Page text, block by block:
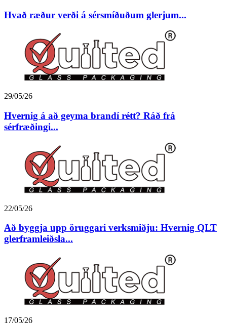
Hvað ræður verði á sérsmíðuðum glerjum...
29/05/26
Hvernig á að geyma brandí rétt? Ráð frá
sérfræðingi...
22/05/26
Að byggja upp öruggari verksmiðju: Hvernig QLT
glerframleiðsla...
17/05/26